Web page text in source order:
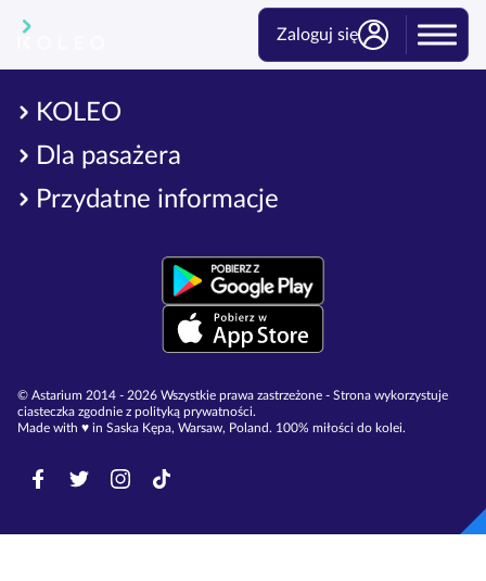
Zaloguj się
KOLEO
Dla pasażera
Przydatne informacje
© Astarium 2014 - 2026 Wszystkie prawa zastrzeżone - Strona wykorzystuje
ciasteczka zgodnie z polityką prywatności.
Made with ♥︎ in Saska Kępa, Warsaw, Poland. 100% miłości do kolei.